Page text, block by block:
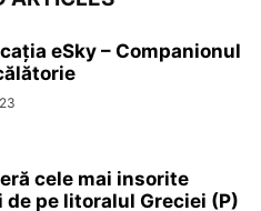
eSky – Companionul
cele mai insorite
pe litoralul Greciei (P)